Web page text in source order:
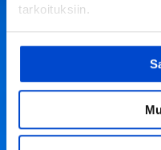
tarkoituksiin.
Jos sallit, haluamme
Kerätä tietoja
mahdollisesti
Tunnistaa
ominaispiirteitä